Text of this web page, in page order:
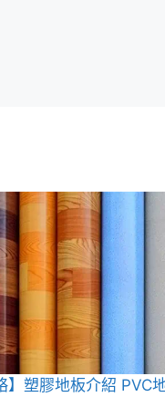
】塑膠地板介紹 PVC